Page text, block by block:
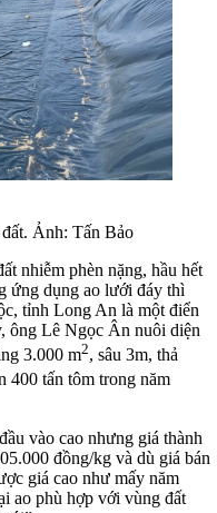
Ảnh: Tấn Bảo
nhiễm phèn nặng, hầu hết
ứng dụng ao lưới đáy thì
tỉnh Long An là một điển
ông Lê Ngọc Ân nuôi diện
3.000 m2, sâu 3m, thả
400 tấn tôm trong năm
vào cao nhưng giá thành
đồng/kg và dù giá bán
giá cao như mấy năm
ao phù hợp với vùng đất